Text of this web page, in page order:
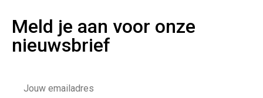
Meld je aan voor onze
nieuwsbrief